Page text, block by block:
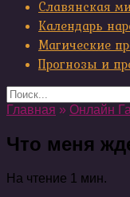
Славянская
Календарь
Магические
Прогнозы и
Search
for:
Главная » Онлайн
Что меня
На чтение 1 мин.